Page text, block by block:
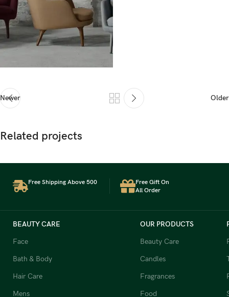
Newer Older
Related projects
Suspendisse quam at vestibulum
Free Shipping Above 500
Free Gift On
All Order
BEAUTY CARE
Face
Bath & Body
Hair Care
Mens
OUR PRODUCTS
Beauty Care
Candles
Fragrances
Food